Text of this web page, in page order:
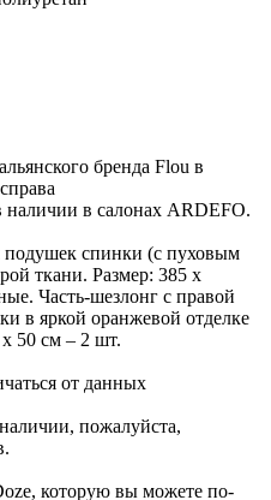
бренда Flou в
в салонах ARDEFO.
подушек спинки (с пуховым
ткани. Размер: 385 х
Часть-шезлонг с правой
в яркой оранжевой отделке
50 см – 2 шт.
от данных
пожалуйста,
которую вы можете по-